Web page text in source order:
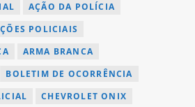
AÇÃO DA POLÍCIA
POLICIAIS
ARMA BRANCA
BOLETIM DE OCORRÊNCIA
CHEVROLET ONIX